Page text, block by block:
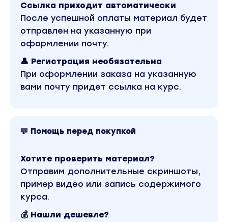
Ссылка приходит автоматически
После успешной оплаты материал будет
отправлен на указанную при
оформлении почту.
👤 Регистрация необязательна
При оформлении заказа на указанную
вами почту придет ссылка на курс.
💬 Помощь перед покупкой
Хотите проверить материал?
Отправим дополнительные скриншоты,
пример видео или запись содержимого
курса.
💰 Нашли дешевле?